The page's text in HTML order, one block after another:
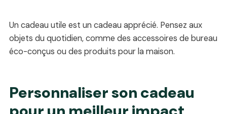
Un cadeau utile est un cadeau apprécié. Pensez aux
objets du quotidien, comme des accessoires de bureau
éco-conçus ou des produits pour la maison.
Personnaliser son cadeau